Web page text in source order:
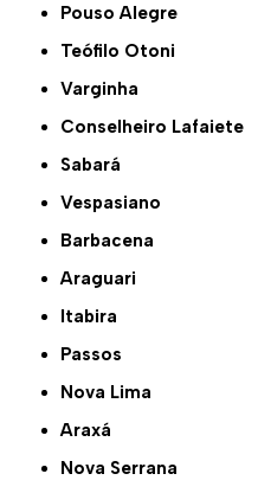
Pouso Alegre
Teófilo Otoni
Varginha
Conselheiro Lafaiete
Sabará
Vespasiano
Barbacena
Araguari
Itabira
Passos
Nova Lima
Araxá
Nova Serrana